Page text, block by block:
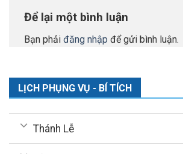
Để lại một bình luận
Bạn phải đăng nhập để gửi bình luận.
LỊCH PHỤNG VỤ - BÍ TÍCH
Thánh Lễ